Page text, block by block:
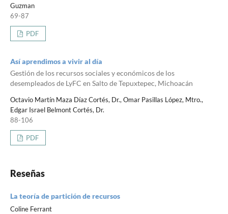
Guzman
69-87
PDF
Así aprendimos a vivir al día
Gestión de los recursos sociales y económicos de los
desempleados de LyFC en Salto de Tepuxtepec, Michoacán
Octavio Martín Maza Díaz Cortés, Dr., Omar Pasillas López, Mtro.,
Edgar Israel Belmont Cortés, Dr.
88-106
PDF
Reseñas
La teoría de partición de recursos
Coline Ferrant